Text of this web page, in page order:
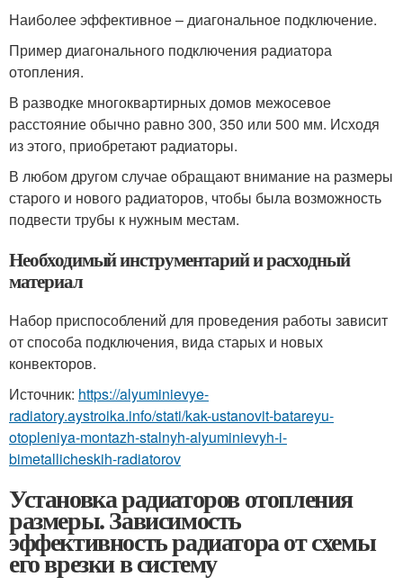
Наиболее эффективное – диагональное подключение.
Пример диагонального подключения радиатора
отопления.
В разводке многоквартирных домов межосевое
расстояние обычно равно 300, 350 или 500 мм. Исходя
из этого, приобретают радиаторы.
В любом другом случае обращают внимание на размеры
старого и нового радиаторов, чтобы была возможность
подвести трубы к нужным местам.
Необходимый инструментарий и расходный
материал
Набор приспособлений для проведения работы зависит
от способа подключения, вида старых и новых
конвекторов.
Источник: https://alyuminievye-
radiatory.aystroika.info/stati/kak-ustanovit-batareyu-
otopleniya-montazh-stalnyh-alyuminievyh-i-
bimetallicheskih-radiatorov
Установка радиаторов отопления
размеры. Зависимость
эффективность радиатора от схемы
его врезки в систему